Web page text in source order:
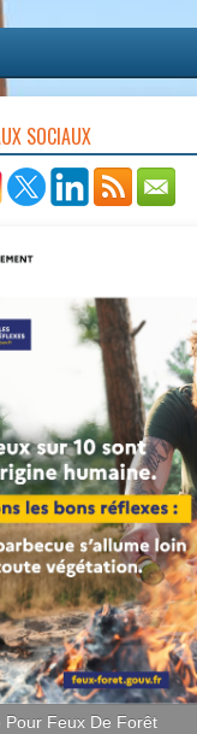
SOCIAUX
Pour Feux De Forêt